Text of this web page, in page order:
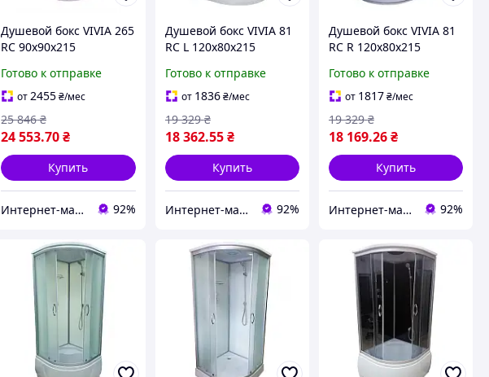
Душевой бокс VIVIA 265
RC 90х90х215
Готово к отправке
от2455₴/мес
24 553.70₴
25 846 ₴
Купить
Интернет-магазин дверей, сантехники и мебели «Хутко» 92%
Душевой бокс VIVIA 81
RC L 120х80х215
Готово к отправке
от 1836 ₴/мес
18 362.55 ₴
19 329 ₴
Купить
Интернет-магазин дверей, сантехники и мебели «Хутко» 92%
Душевой бокс VIVIA 81
RC R 120х80х215
Готово к отправке
от 1817₴/мес
18 169.26₴
19 329 ₴
Купить
Интернет-магазин дверей, сантехники и мебели «Хутко» 92%